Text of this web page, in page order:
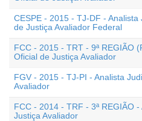
CESPE - 2015 - TJ-DF -
de Justiça Avaliador Federal
FCC - 2015 - TRT - 9ª REGIÃO
Oficial de Justiça Avaliador
FGV - 2015 - TJ-PI - Analista
Avaliador
FCC - 2014 - TRF - 3ª REGIÃO
Justiça Avaliador